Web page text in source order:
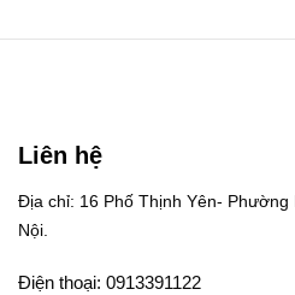
Liên hệ
Địa chỉ: 16 Phố Thịnh Yên- Phường
Nội.
Điện thoại: 0913391122